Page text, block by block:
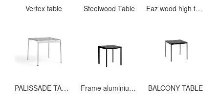
Vertex table Steelwood Table Faz wood high table 50x50x105
PALISSADE TABLE HOT GALVANISED Frame aluminium table BALCONY TABLE